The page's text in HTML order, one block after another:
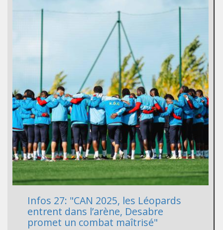
Infos 27: "CAN 2025, les Léopards
entrent dans l’arène, Desabre
promet un combat maîtrisé"